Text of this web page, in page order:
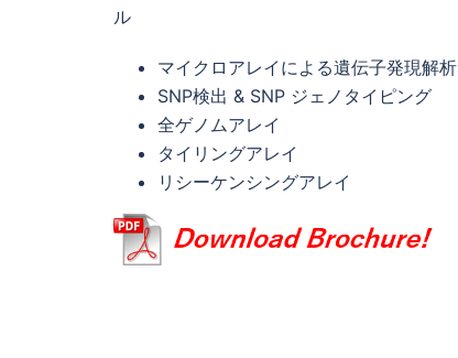
ル
マイクロアレイによる遺伝子発現解析
SNP検出 & SNP ジェノタイピング
全ゲノムアレイ
タイリングアレイ
リシーケンシングアレイ